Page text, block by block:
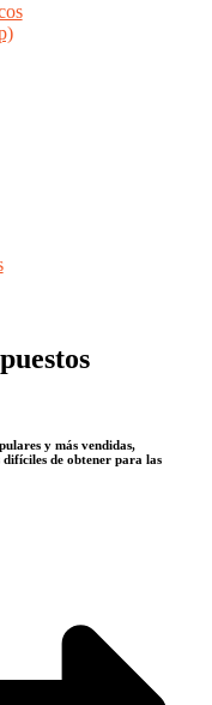
y más vendidas,
difíciles de obtener para las